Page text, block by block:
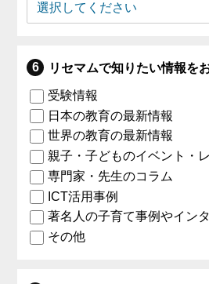
リセマムで知りたい情報を
受験情報
日本の教育の最新情報
世界の教育の最新情報
親子・子どものイベント・
専門家・先生のコラム
ICT活用事例
著名人の子育て事例やイン
その他